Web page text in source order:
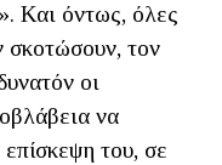
Και όντως, όλες
σκοτώσουν, τον
οι
να
του, σε